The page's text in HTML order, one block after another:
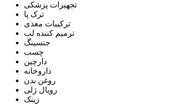
تجهیزات پزشکی
ترک پا
ترکیبات مغذی
ترمیم کننده لب
جنسینگ
چسب
دارچین
داروخانه
روغن بدن
رویال ژلی
زینک